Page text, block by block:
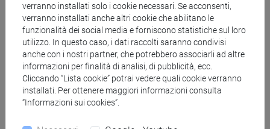
Disponibile in cartaceo presso la biblioteca
DSAAM.
Disponibile online per l'acquisto in formato e-book.
2) Daniele Brombal. L’Antropocene cinese,
Sinosfere, vol. Sette (ISSN 2612-6982).
http://sinosfere.com/2019/10/01/daniele-brombal-
verranno installati solo i cookie necessari. Se acconsenti,
verranno installati anche altri cookie che abilitano le
funzionalità dei social media e forniscono statistiche sul loro
utilizzo. In questo caso, i dati raccolti saranno condivisi
anche con i nostri partner, che potrebbero associarli ad altre
informazioni per finalità di analisi, di pubblicità, ecc.
Cliccando “Lista cookie” potrai vedere quali cookie verranno
installati. Per ottenere maggiori informazioni consulta
“Informazioni sui cookies”.